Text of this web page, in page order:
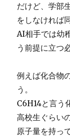
だけど、学部
をしなければ
AI相手では幼
う前提に立つ
例えば化合物
う。
C6H14と言う
高校生ぐらい
原子量を持っ